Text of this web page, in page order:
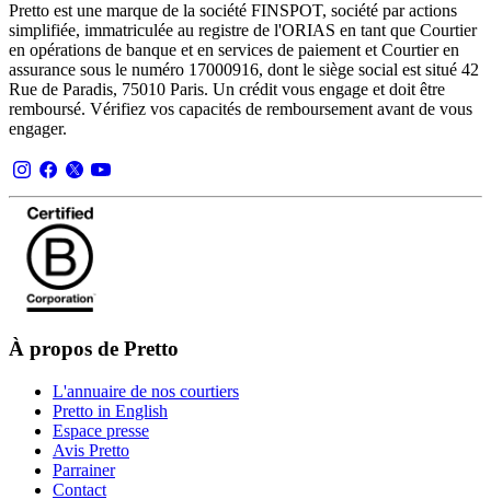
Pretto est une marque de la société FINSPOT, société par actions
simplifiée, immatriculée au registre de l'ORIAS en tant que Courtier
en opérations de banque et en services de paiement et Courtier en
assurance sous le numéro 17000916, dont le siège social est situé 42
Rue de Paradis, 75010 Paris. Un crédit vous engage et doit être
remboursé. Vérifiez vos capacités de remboursement avant de vous
engager.
À propos de Pretto
L'annuaire de nos courtiers
Pretto in English
Espace presse
Avis Pretto
Parrainer
Contact